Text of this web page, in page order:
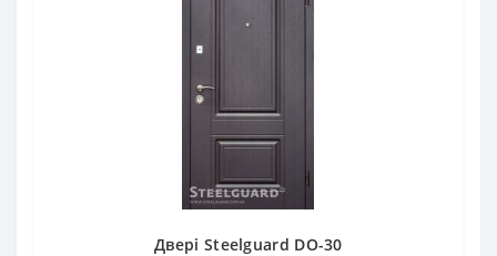
Двері Steelguard DO-30